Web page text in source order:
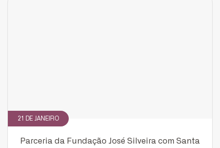
21 DE JANEIRO
Parceria da Fundação José Silveira com Santa